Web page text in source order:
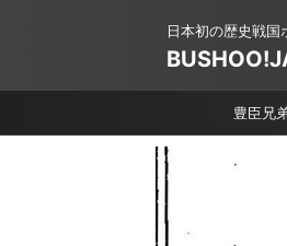
日本初の歴史戦国
豊臣兄